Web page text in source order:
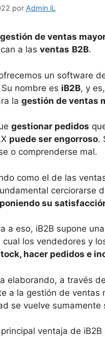
por Admin iL
gestión de ventas
a las ventas B2B.
un software
nombre es iB2B, y
la gestión de ventas
gestionar pedidos
puede ser engorroso.
o comprenderse mal.
como el de las
cerciorarse
poniendo su
a eso, iB2B supone
cual los vendedores y
hacer pedidos e
elaborando, a través
a la gestión de
se vuelve sumamente
ventaja de